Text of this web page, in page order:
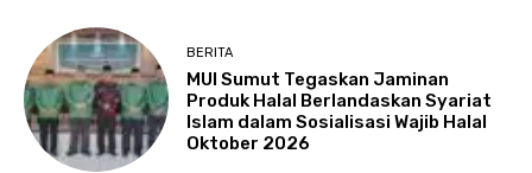
BERITA
MUI Sumut Tegaskan Jaminan
Produk Halal Berlandaskan Syariat
Islam dalam Sosialisasi Wajib Halal
Oktober 2026